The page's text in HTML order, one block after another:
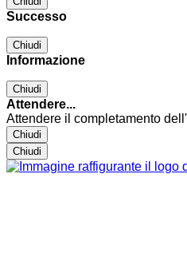
Successo
Chiudi
Informazione
Chiudi
Attendere...
Attendere il completamento
Chiudi
Chiudi